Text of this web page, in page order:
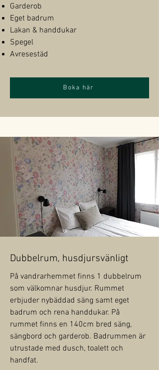
Garderob
Eget badrum
Lakan & handdukar
Spegel
Avresestäd
Boka här
Dubbelrum, husdjursvänligt
På vandrarhemmet finns 1 dubbelrum
som välkomnar husdjur. Rummet
erbjuder nybäddad säng samt eget
badrum och rena handdukar. På
rummet finns en 140cm bred säng,
sängbord och garderob. Badrummen är
utrustade med dusch, toalett och
handfat.